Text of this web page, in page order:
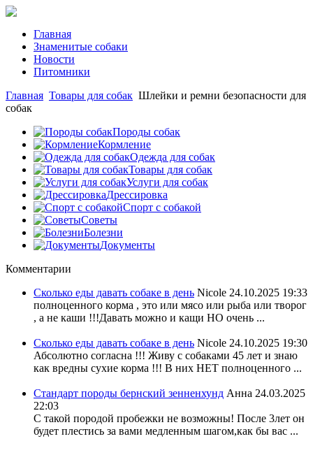
Главная
Знаменитые собаки
Новости
Питомники
Главная Товары для собак Шлейки и ремни безопасности для
собак
Породы собак
Кормление
Одежда для собак
Товары для собак
Услуги для собак
Дрессировка
Спорт с собакой
Советы
Болезни
Документы
Комментарии
Сколько еды давать собаке в день Nicole 24.10.2025 19:33
полноценного корма , это или мясо или рыба или творог
, а не каши !!!Давать можно и кащи НО очень ...
Сколько еды давать собаке в день Nicole 24.10.2025 19:30
Абсолютно согласна !!! Живу с собаками 45 лет и знаю
как вредны сухие корма !!! В них НЕТ полноценного ...
Стандарт породы бернский зенненхунд Анна 24.03.2025
22:03
С такой породой пробежки не возможны! После 3лет он
будет плестись за вами медленным шагом,как бы вас ...